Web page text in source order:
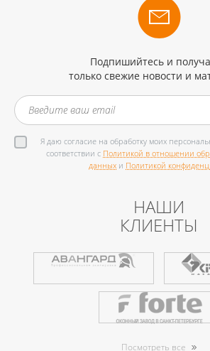
Подпишийтесь и
только свежие новости и
Я даю согласие на обработку моих
соответствии с Политикой в отношении
данных и Политикой
НАШИ
КЛИЕНТЫ
Посмотреть все